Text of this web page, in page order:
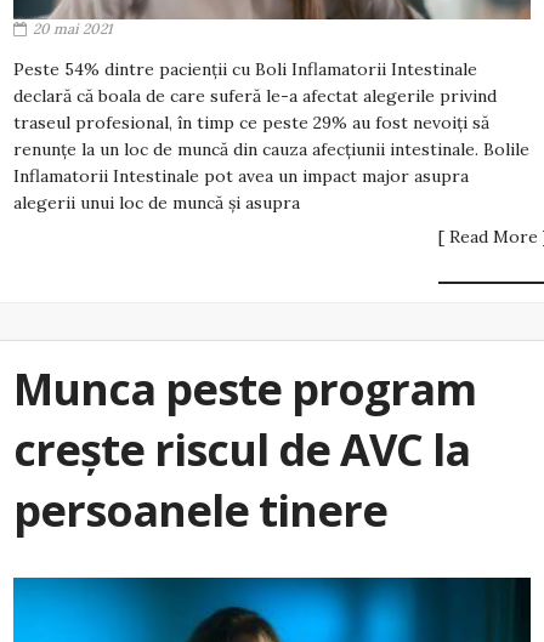
20 mai 2021
Peste 54% dintre pacienții cu Boli Inflamatorii Intestinale
declară că boala de care suferă le-a afectat alegerile privind
traseul profesional, în timp ce peste 29% au fost nevoiți să
renunțe la un loc de muncă din cauza afecțiunii intestinale. Bolile
Inflamatorii Intestinale pot avea un impact major asupra
alegerii unui loc de muncă și asupra
[ Read More
Munca peste program
crește riscul de AVC la
persoanele tinere